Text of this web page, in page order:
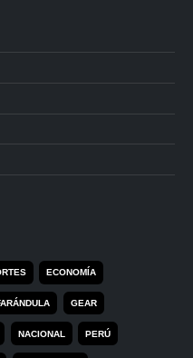
ECONOMÍA
GEAR
NACIONAL PERÚ